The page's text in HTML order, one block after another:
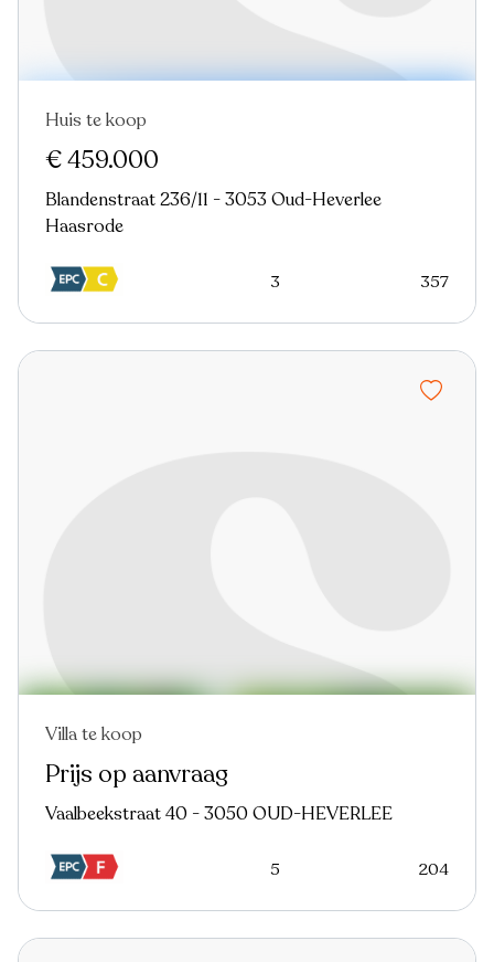
Huis te koop
€ 459.000
Blandenstraat 236/11 - 3053 Oud-Heverlee
Haasrode
3 357
Virtual tour
Villa te koop
Prijs op aanvraag
Vaalbeekstraat 40 - 3050 OUD-HEVERLEE
5 204